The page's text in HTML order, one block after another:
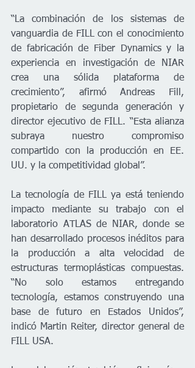
“La combinación de los sistemas de
vanguardia de FILL con el conocimiento
de fabricación de Fiber Dynamics y la
experiencia en investigación de NIAR
crea una sólida plataforma de
crecimiento”, afirmó Andreas Fill,
propietario de segunda generación y
director ejecutivo de FILL. “Esta alianza
subraya nuestro compromiso
compartido con la producción en EE.
UU. y la competitividad global”.
La tecnología de FILL ya está teniendo
impacto mediante su trabajo con el
laboratorio ATLAS de NIAR, donde se
han desarrollado procesos inéditos para
la producción a alta velocidad de
estructuras termoplásticas compuestas.
“No solo estamos entregando
tecnología, estamos construyendo una
base de futuro en Estados Unidos”,
indicó Martin Reiter, director general de
FILL USA.